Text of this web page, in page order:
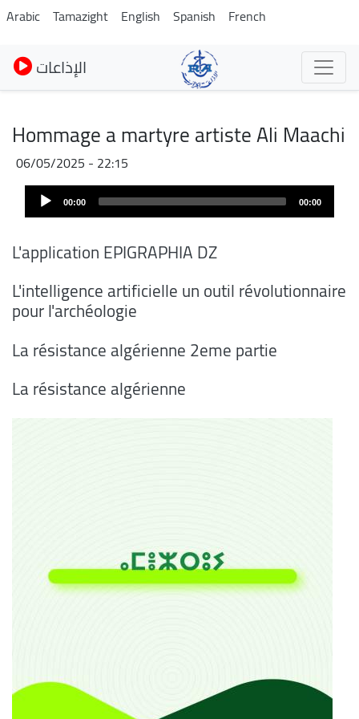
Skip
to
main
content
Arabic Tamazight English Spanish French
الإذاعات
Hommage a martyre artiste Ali Maachi
06/05/2025 - 22:15
AudioAudio
Player 00:00 00:00
L'application EPIGRAPHIA DZ
L'intelligence artificielle un outil révolutionnaire
pour l'archéologie
La résistance algérienne 2eme partie
La résistance algérienne